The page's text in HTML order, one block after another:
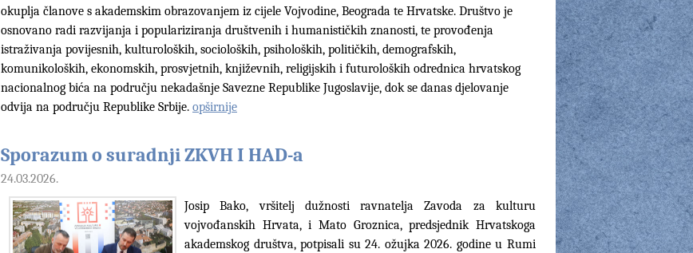
okuplja članove s akademskim obrazovanjem iz cijele Vojvodine, Beograda te Hrvatske. Društvo je
osnovano radi razvijanja i populariziranja društvenih i humanističkih znanosti, te provođenja
istraživanja povijesnih, kulturoloških, socioloških, psiholoških, političkih, demografskih,
komunikoloških, ekonomskih, prosvjetnih, književnih, religijskih i futuroloških odrednica hrvatskog
nacionalnog bića na području nekadašnje Savezne Republike Jugoslavije, dok se danas djelovanje
odvija na području Republike Srbije. opširnije
Sporazum o suradnji ZKVH I HAD-a
24.03.2026.
Josip Bako, vršitelj dužnosti ravnatelja Zavoda za kulturu
vojvođanskih Hrvata, i Mato Groznica, predsjednik Hrvatskoga
akademskog društva, potpisali su 24. ožujka 2026. godine u Rumi